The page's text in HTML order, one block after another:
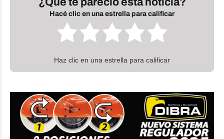
Hacé clic en una estrella para calificar
Haz clic en una estrella para calificar